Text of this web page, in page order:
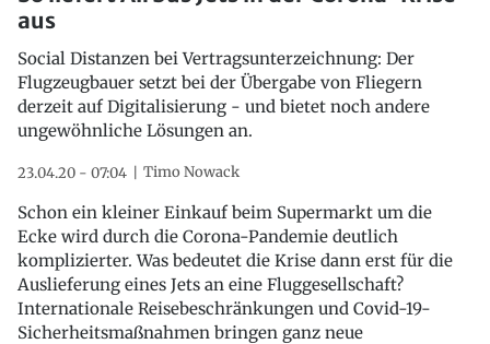
aus
Social Distanzen bei Vertragsunterzeichnung: Der
Flugzeugbauer setzt bei der Übergabe von Fliegern
derzeit auf Digitalisierung - und bietet noch andere
ungewöhnliche Lösungen an.
23.04.20 - 07:04 Timo Nowack
Schon ein kleiner Einkauf beim Supermarkt um die
Ecke wird durch die Corona-Pandemie deutlich
komplizierter. Was bedeutet die Krise dann erst für die
Auslieferung eines Jets an eine Fluggesellschaft?
Internationale Reisebeschränkungen und Covid-19-
Sicherheitsmaßnahmen bringen ganz neue